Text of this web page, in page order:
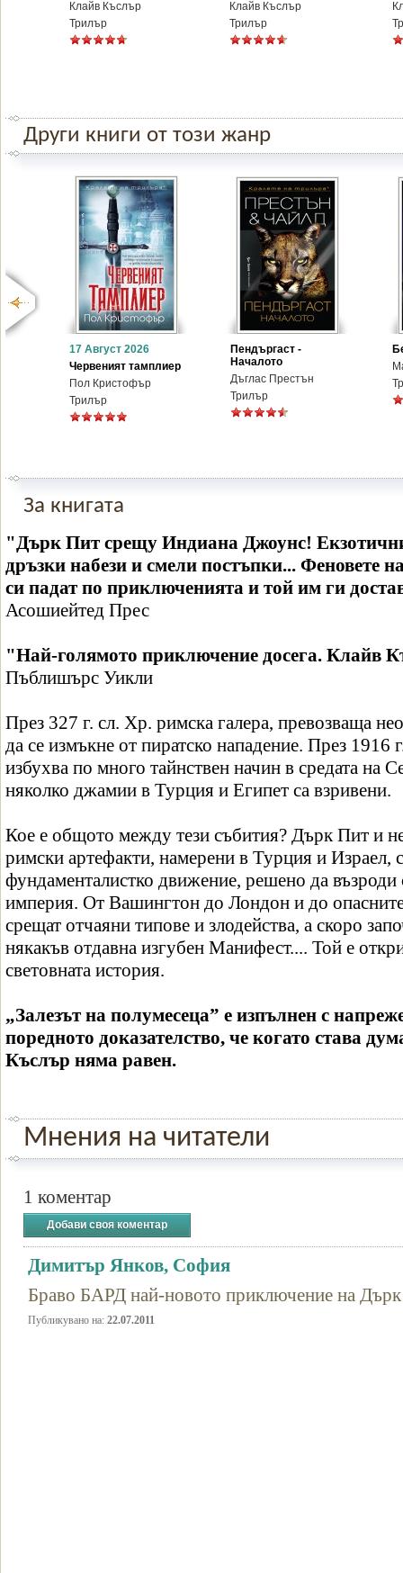
Клайв Къслър
Трилър
Клайв Къслър
Трилър
Други книги от този жанр
17 Август 2026
Червеният тамплиер
Пол Кристофър
Трилър
Пендъргаст -
Началото
Дъглас Престън
Трилър
За книгата
"Дърк Пит срещу Индиана Джоунс!
дръзки набези и смели постъпки... Феновете
си падат по приключенията и той им ги
Асошиейтед Прес
"Най-голямото приключение досега. Клайв
Пъблишърс Уикли
През 327 г. сл. Хр. римска галера, превозваща
да се измъкне от пиратско нападение. През 1916
избухва по много тайнствен начин в средата на
няколко джамии в Турция и Египет са взривени.
Кое е общото между тези събития? Дърк Пит и
римски артефакти, намерени в Турция и Израел,
фундаменталистко движение, решено да възроди
империя. От Вашингтон до Лондон и до опасните
срещат отчаяни типове и злодейства, а скоро
някакъв отдавна изгубен Манифест.... Той е
световната история.
„Залезът на полумесеца” е изпълнен с
поредното доказателство, че когато става
Къслър няма равен.
Мнения на читатели
1 коментар
Добави своя коментар
Димитър Янков, София
Браво БАРД най-новото приключение на Дърк
Публикувано на: 22.07.2011